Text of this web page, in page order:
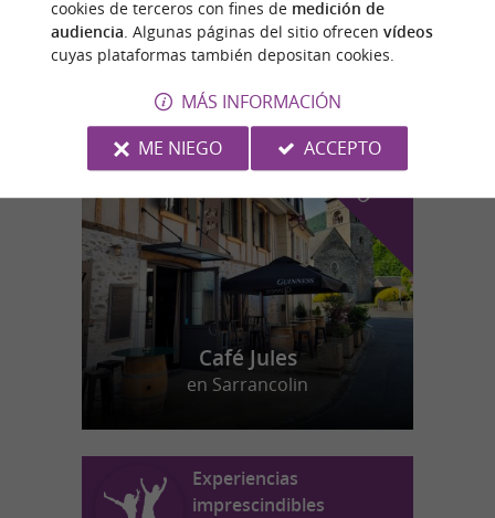
n
u
e
s
t
r
o
f
a
v
o
r
i
t
o
Café Jules
en Sarrancolin
Experiencias
imprescindibles
cookies de terceros con fines de medición de
audiencia. Algunas páginas del sitio ofrecen vídeos
cuyas plataformas también depositan cookies.
MÁS INFORMACIÓN
ME NIEGO
ACCEPTO